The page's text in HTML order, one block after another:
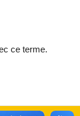
ce terme.